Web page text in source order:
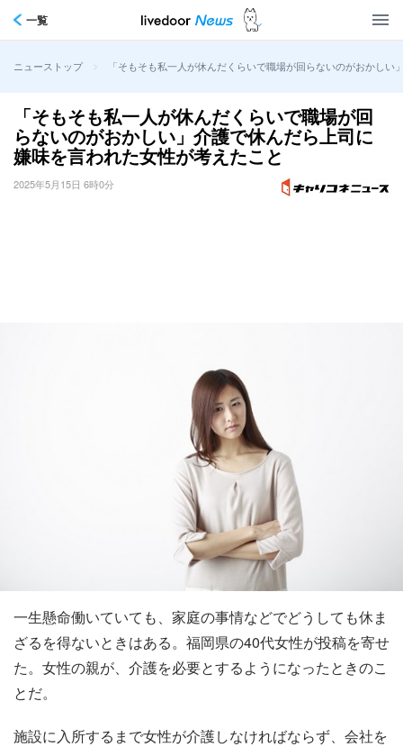
一覧
ニューストップ > 「そもそも私一人が休んだくらいで職場が回らないのがおかし
「そもそも私一人が休んだくらいで職場が回
らないのがおかしい」介護で休んだら上司に
嫌味を言われた女性が考えたこと
2025年5月15日 6時0分
一生懸命働いていても、家庭の事情などでどうしても休ま
ざるを得ないときはある。福岡県の40代女性が投稿を寄せ
た。女性の親が、介護を必要とするようになったときのこ
とだ。
施設に入所するまで女性が介護しなければならず、会社を